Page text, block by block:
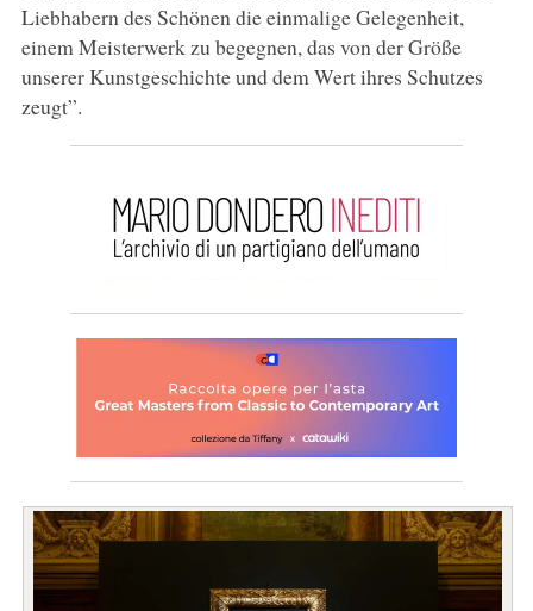
Liebhabern des Schönen die einmalige Gelegenheit,
einem Meisterwerk zu begegnen, das von der Größe
unserer Kunstgeschichte und dem Wert ihres Schutzes
zeugt”.